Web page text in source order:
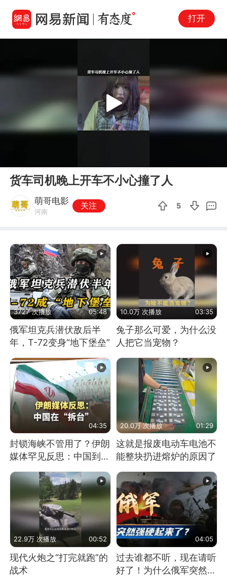
打开
Play
货车司机晚上开车不小心撞了人
萌哥电影
河南
关注 5
3727 次播放 05:48
俄军坦克兵潜伏敌后半
年，T-72变身“地下堡垒”
10.0万 次播放 03:35
兔子那么可爱，为什么没
人把它当宠物？
04:35
封锁海峡不管用了？伊朗
媒体罕见反思：中国到底
20.0万 次播放 01:29
这就是报废电动车电池不
能整块扔进熔炉的原因了
22.9万 次播放 00:52
现代火炮之“打完就跑”的
战术
04:05
过去谁都不听，现在请听
好了！为什么俄军突然强